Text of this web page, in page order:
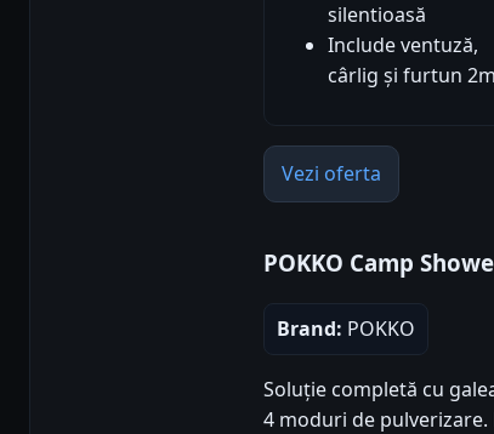
silentioasă
Include ventuză,
cârlig și furtun 2m
Vezi oferta
POKKO Camp
Brand: POKKO
Soluție completă cu
4 moduri de pulverizare.